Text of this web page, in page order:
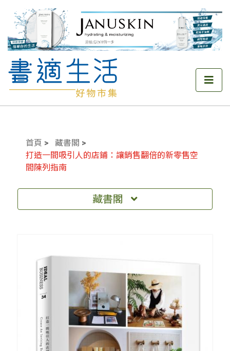
首頁
藏書閣
打造一間吸引人的店鋪：讓銷售翻倍的新零售空
間陳列指南
藏書閣